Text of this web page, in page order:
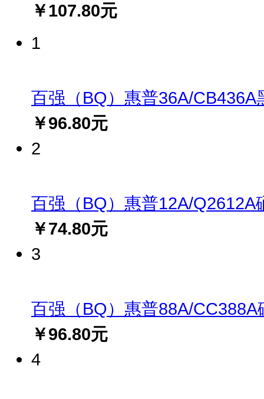
￥107.80元
1
百强（BQ）惠普36A/
￥96.80元
2
百强（BQ）惠普12A/
￥74.80元
3
百强（BQ）惠普88A/
￥96.80元
4